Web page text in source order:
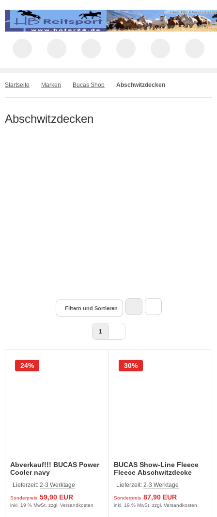
Startseite Marken Bucas Shop Abschwitzdecken
Abschwitzdecken
Filtern und Sortieren
1
Abverkauf!!! BUCAS Power
Cooler navy
Lieferzeit: 2-3 Werktage
Sonderpreis 59,90 EUR
24%
inkl. 19 % MwSt. zzgl. Versandkosten
BUCAS Show-Line Fleece
Fleece Abschwitzdecke
Lieferzeit: 2-3 Werktage
Sonderpreis 87,90 EUR
30%
inkl. 19 % MwSt. zzgl. Versandkosten